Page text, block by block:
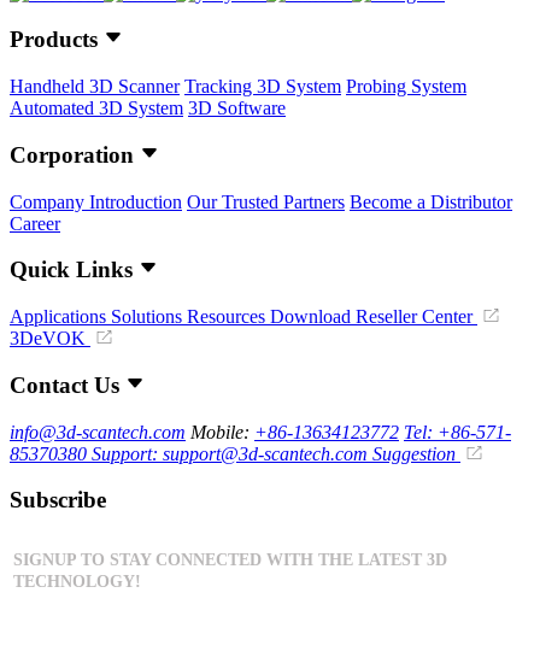
Products
Handheld 3D Scanner Tracking 3D System Probing System
Automated 3D System 3D Software
Corporation
Company Introduction Our Trusted Partners Become a Distributor
Career
Quick Links
Applications Solutions Resources Download Reseller Center
3DeVOK
Contact Us
info@3d-scantech.com Mobile: +86-13634123772 Tel: +86-571-
85370380 Support: support@3d-scantech.com Suggestion
Subscribe